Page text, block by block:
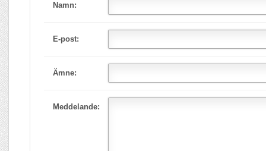
Namn:
E-post:
Ämne:
Meddelande: